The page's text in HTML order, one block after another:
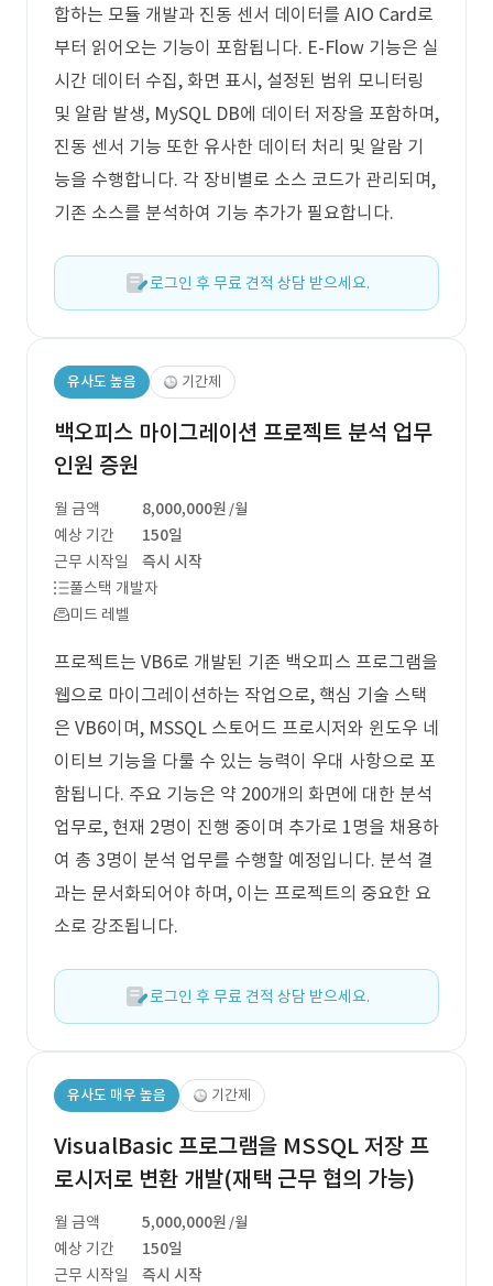
합하는 모듈 개발과 진동 센서 데이터를 AIO Card로
부터 읽어오는 기능이 포함됩니다. E-Flow 기능은 실
시간 데이터 수집, 화면 표시, 설정된 범위 모니터링
및 알람 발생, MySQL DB에 데이터 저장을 포함하며,
진동 센서 기능 또한 유사한 데이터 처리 및 알람 기
능을 수행합니다. 각 장비별로 소스 코드가 관리되며,
기존 소스를 분석하여 기능 추가가 필요합니다.
로그인 후 무료 견적 상담 받으세요.
유사도 높음 기간제
백오피스 마이그레이션 프로젝트 분석 업무
인원 증원
월 금액 8,000,000원 /월
예상 기간
150일
근무 시작일
즉시 시작
풀스택 개발자
미드 레벨
프로젝트는 VB6로 개발된 기존 백오피스 프로그램을
웹으로 마이그레이션하는 작업으로, 핵심 기술 스택
은 VB6이며, MSSQL 스토어드 프로시저와 윈도우 네
이티브 기능을 다룰 수 있는 능력이 우대 사항으로 포
함됩니다. 주요 기능은 약 200개의 화면에 대한 분석
업무로, 현재 2명이 진행 중이며 추가로 1명을 채용하
여 총 3명이 분석 업무를 수행할 예정입니다. 분석 결
과는 문서화되어야 하며, 이는 프로젝트의 중요한 요
소로 강조됩니다.
로그인 후 무료 견적 상담 받으세요.
유사도 매우 높음 기간제
VisualBasic 프로그램을 MSSQL 저장 프
로시저로 변환 개발(재택 근무 협의 가능)
월 금액 5,000,000원 /월
예상 기간
150일
근무 시작일
즉시 시작